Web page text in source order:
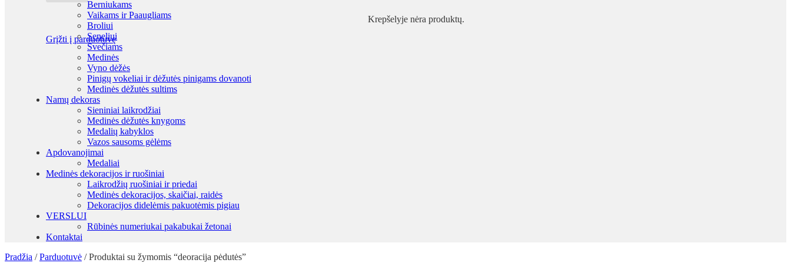
Krepšelyje nėra produktų.
Grįžti į parduotuvę
Berniukams
Vaikams ir Paaugliams
Broliui
Seneliui
Svečiams
Medinės
Vyno dėžės
Pinigų vokeliai ir dėžutės pinigams dovanoti
Medinės dėžutės sultims
Namų dekoras
Sieniniai laikrodžiai
Medinės dėžutės knygoms
Medalių kabyklos
Vazos sausoms gėlėms
Apdovanojimai
Medaliai
Medinės dekoracijos ir ruošiniai
Laikrodžių ruošiniai ir priedai
Medinės dekoracijos, skaičiai, raidės
Dekoracijos didelėmis pakuotėmis pigiau
VERSLUI
Rūbinės numeriukai pakabukai žetonai
Kontaktai
Pradžia / Parduotuvė /Produktai su žymomis “deoracija pėdutės”